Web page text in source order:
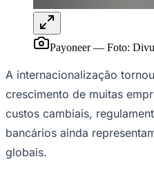
NBB
Competições de Futebol
Brasileirão Série A
Paulistão
Copa do Brasil
Sul-Americana
Copa América
Champions League
Premier League
Payoneer— Foto:
A internacionalização
crescimento de muitas
custos cambiais,
bancários ainda
globais.